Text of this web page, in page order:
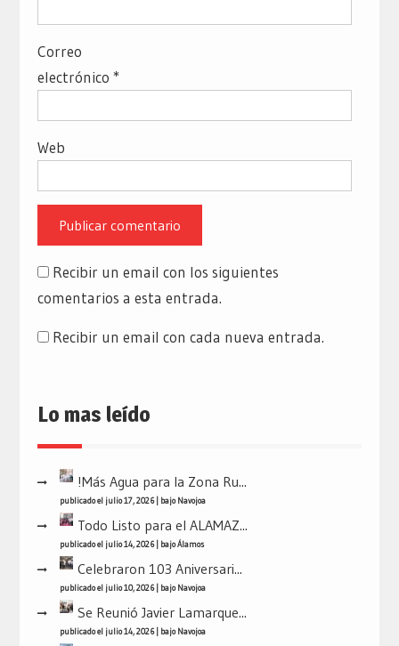
Correo
electrónico *
Web
Recibir un email con los siguientes
comentarios a esta entrada.
Recibir un email con cada nueva entrada.
Lo mas leído
!Más Agua para la Zona Ru...
publicado el julio 17, 2026| bajo Navojoa
Todo Listo para el ALAMAZ...
publicado el julio 14, 2026| bajoÁlamos
Celebraron 103 Aniversari...
publicado el julio 10, 2026| bajo Navojoa
Se Reunió Javier Lamarque...
publicado el julio 14, 2026| bajo Navojoa